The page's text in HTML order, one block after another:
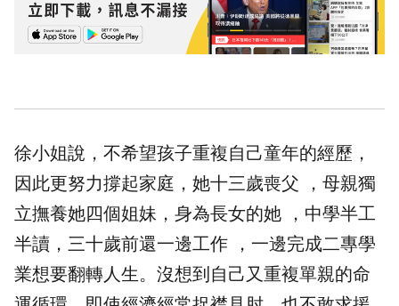
徐小姐說，不希望孩子重複自己童年的經歷，
因此更努力撐起家庭，她十三歲喪父 ，母親獨
立撫養她四個姐妹，身為長女的她 ，中學半工
半讀，三十歲前還一邊工作 ，一邊完成二專學
業想要翻轉人生。沒想到自己又重複單親的命